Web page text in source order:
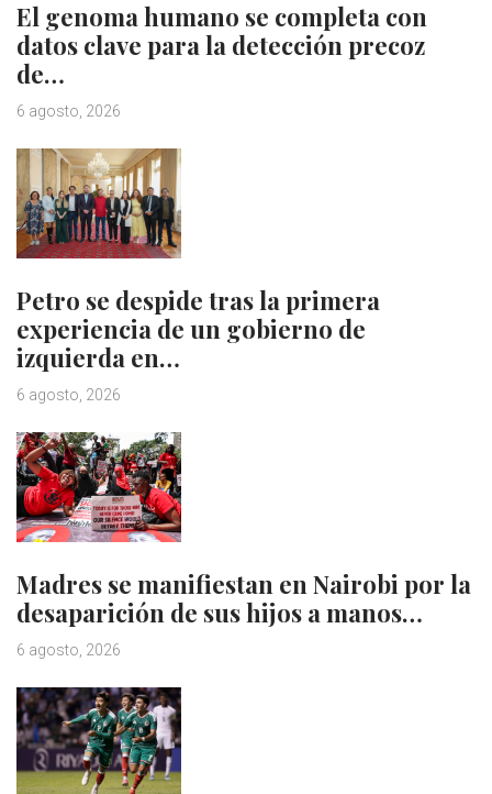
El genoma humano se completa con
datos clave para la detección precoz
de…
6 agosto, 2026
Petro se despide tras la primera
experiencia de un gobierno de
izquierda en…
6 agosto, 2026
Madres se manifiestan en Nairobi por la
desaparición de sus hijos a manos…
6 agosto, 2026